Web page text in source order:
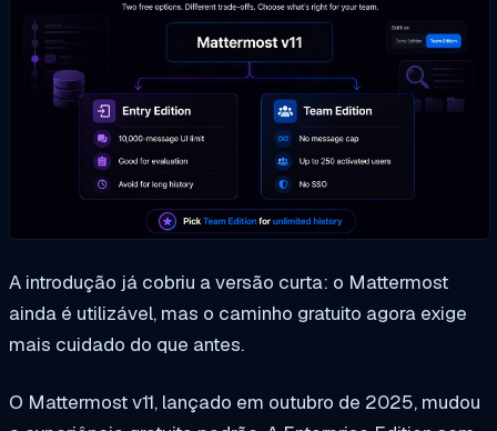
A introdução já cobriu a versão curta: o Mattermost
ainda é utilizável, mas o caminho gratuito agora exige
mais cuidado do que antes.
O Mattermost v11, lançado em outubro de 2025, mudou